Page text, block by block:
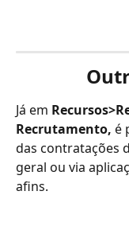
Já em
Recrutamento, é
das contratações
geral ou via
afins.